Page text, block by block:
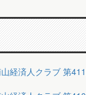
経済人クラブ 第